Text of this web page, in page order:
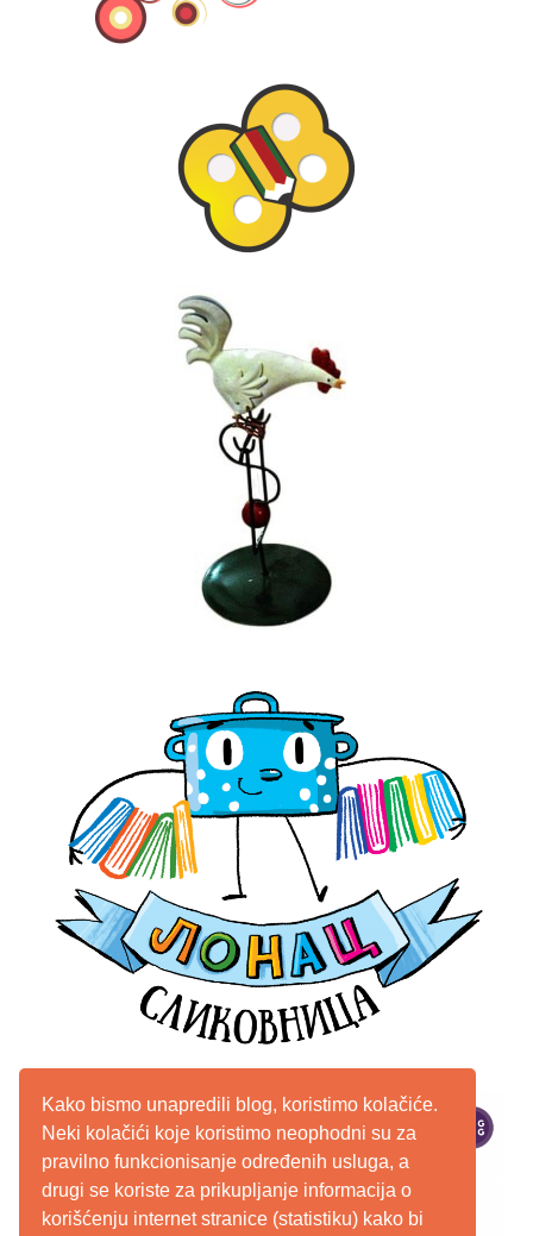
Kako bismo unapredili blog, koristimo kolačiće.
Neki kolačići koje koristimo neophodni su za
pravilno funkcionisanje određenih usluga, a
drugi se koriste za prikupljanje informacija o
korišćenju internet stranice (statistiku) kako bi